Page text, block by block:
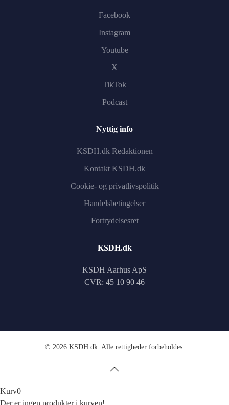
Facebook
Instagram
Youtube
X
TikTok
Podcast
Nyttig info
KSDH.dk Redaktionen
Kontakt KSDH.dk
Cookie- og privatlivspolitik
Handelsbetingelser
Fortrydelsesret
KSDH.dk
KSDH Aarhus ApS
CVR: 45 10 90 46
© 2026 KSDH.dk. Alle rettigheder forbeholdes.
Kurv0
Der er ingen produkter i kurven!